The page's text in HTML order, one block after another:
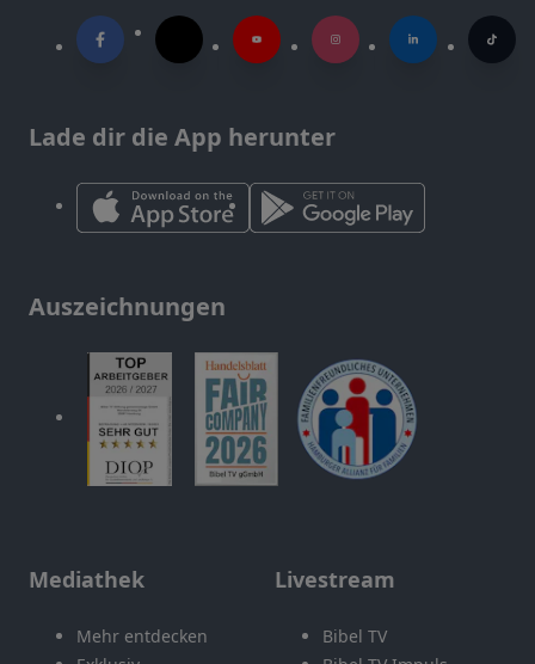
Lade dir die App herunter
Auszeichnungen
Mediathek
Mehr entdecken
Livestream
Bibel TV